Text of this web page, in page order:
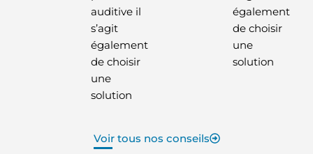
auditive il
s’agit
également
de choisir
une
solution
également
de choisir
une
solution
Voir tous nos conseils